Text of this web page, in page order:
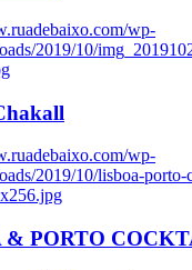
wp-
2019/10/
wp-
2019/10/lisboa-
& PORTO